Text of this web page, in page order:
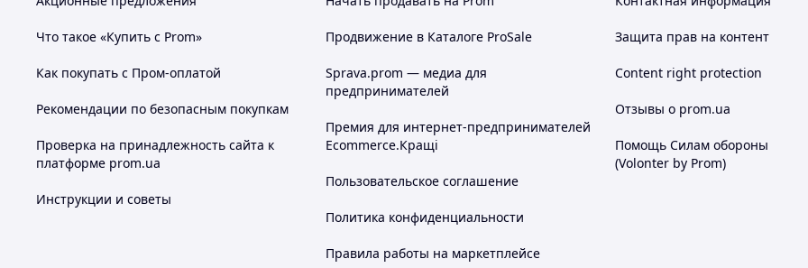
Что такое «Купить с Prom»
Как покупать с Пром-оплатой
Рекомендации по безопасным покупкам
Проверка на принадлежность сайта к
платформе prom.ua
Инструкции и советы
Продвижение в Каталоге ProSale
Sprava.prom — медиа для
предпринимателей
Премия для интернет-предпринимателей
Ecommerce.Кращі
Пользовательское соглашение
Политика конфиденциальности
Правила работы на маркетплейсе
Защита прав на контент
Content right protection
Отзывы о prom.ua
Помощь Силам обороны
(Volonter by Prom)